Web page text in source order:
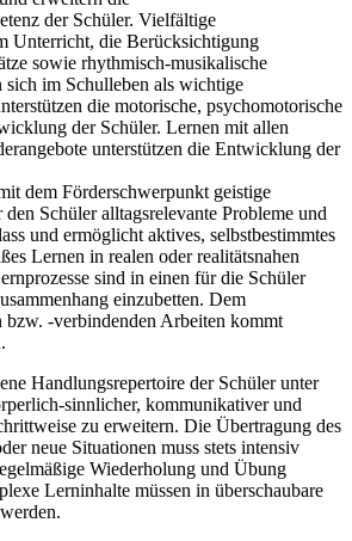
der Schüler. Vielfältige
Unterricht, die Berücksichtigung
sowie rhythmisch-musikalische
sich im Schulleben als wichtige
die motorische, psychomotorische
der Schüler. Lernen mit allen
unterstützen die Entwicklung der
dem Förderschwerpunkt geistige
Schüler alltagsrelevante Probleme und
und ermöglicht aktives, selbstbestimmtes
Lernen in realen oder realitätsnahen
sind in einen für die Schüler
einzubetten. Dem
bzw. -verbindenden Arbeiten kommt
Handlungsrepertoire der Schüler unter
sinnlicher, kommunikativer und
zu erweitern. Die Übertragung des
neue Situationen muss stets intensiv
Wiederholung und Übung
Lerninhalte müssen in überschaubare